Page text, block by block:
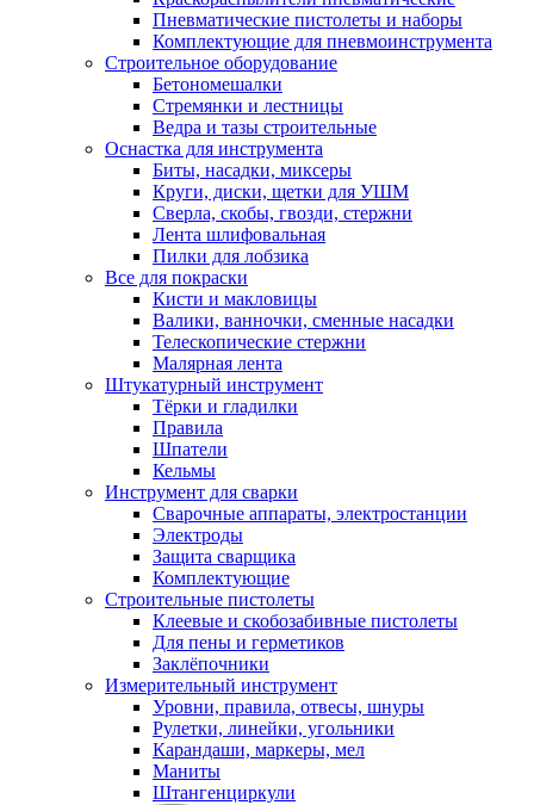
Пневматические пистолеты и наборы
Комплектующие для пневмоинструмента
Строительное оборудование
Бетономешалки
Стремянки и лестницы
Ведра и тазы строительные
Оснастка для инструмента
Биты, насадки, миксеры
Круги, диски, щетки для УШМ
Сверла, скобы, гвозди, стержни
Лента шлифовальная
Пилки для лобзика
Все для покраски
Кисти и макловицы
Валики, ванночки, сменные насадки
Телескопические стержни
Малярная лента
Штукатурный инструмент
Тёрки и гладилки
Правила
Шпатели
Кельмы
Инструмент для сварки
Сварочные аппараты, электростанции
Электроды
Защита сварщика
Комплектующие
Строительные пистолеты
Клеевые и скобозабивные пистолеты
Для пены и герметиков
Заклёпочники
Измерительный инструмент
Уровни, правила, отвесы, шнуры
Рулетки, линейки, угольники
Карандаши, маркеры, мел
Маниты
Штангенциркули